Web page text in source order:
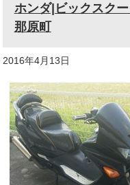
ホンダ|ビックスク
那原町
2016年4月13日